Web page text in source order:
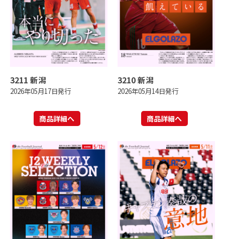
3211 新潟
2026年05月17日発行
商品詳細へ
3210 新潟
2026年05月14日発行
商品詳細へ